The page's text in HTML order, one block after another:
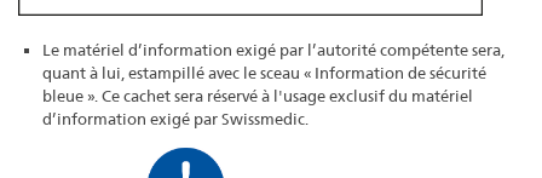
Le matériel d’information exigé par l’autorité compétente sera,
quant à lui, estampillé avec le sceau « Information de sécurité
bleue ». Ce cachet sera réservé à l'usage exclusif du matériel
d’information exigé par Swissmedic.